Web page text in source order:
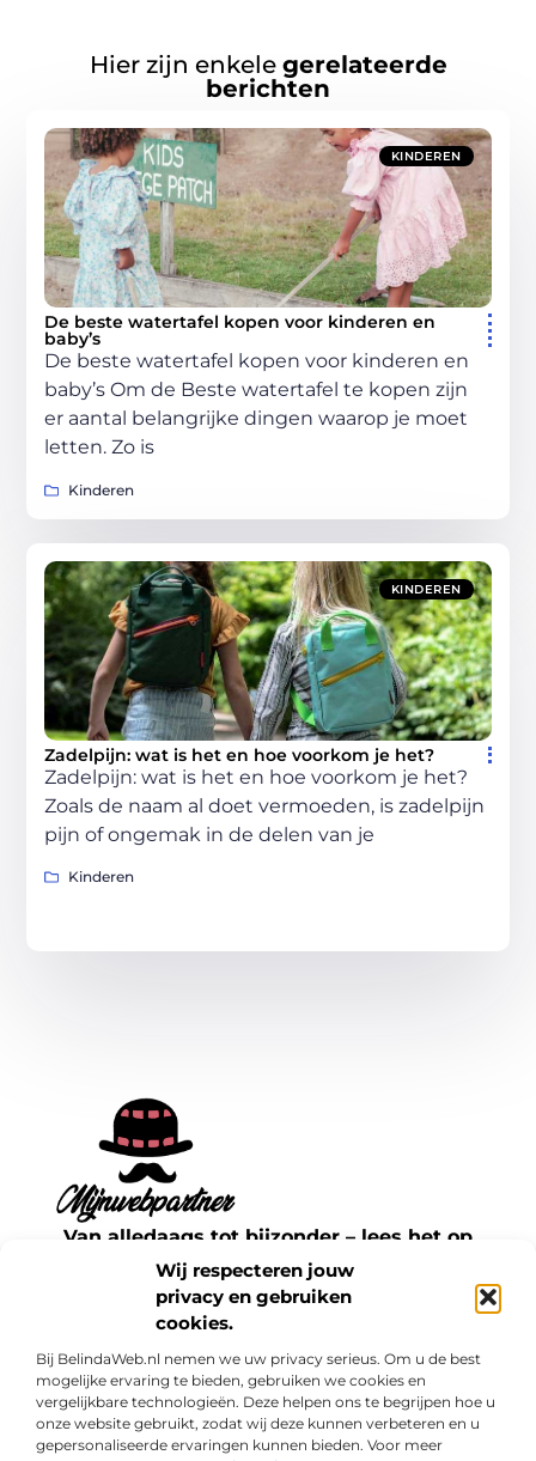
Wij respecteren jouw
privacy en gebruiken
cookies.
Bij BelindaWeb.nl nemen we uw privacy serieus. Om u de best
mogelijke ervaring te bieden, gebruiken we cookies en
vergelijkbare technologieën. Deze helpen ons te begrijpen hoe u
onze website gebruikt, zodat wij deze kunnen verbeteren en u
gepersonaliseerde ervaringen kunnen bieden. Voor meer
Hier zijn enkele gerelateerde
berichten
KINDEREN
De beste watertafel kopen voor kinderen en
baby’s
De beste watertafel kopen voor kinderen en
baby’s Om de Beste watertafel te kopen zijn
er aantal belangrijke dingen waarop je moet
letten. Zo is
Kinderen
KINDEREN
Zadelpijn: wat is het en hoe voorkom je het?
Zadelpijn: wat is het en hoe voorkom je het?
Zoals de naam al doet vermoeden, is zadelpijn
pijn of ongemak in de delen van je
Kinderen
Van alledaags tot bijzonder – lees het op
mijnwebpartner.nl.
Ontdek inspirerende blogs en artikelen over
alles wat het dagelijks leven te bieden heeft.
Bericht categorie